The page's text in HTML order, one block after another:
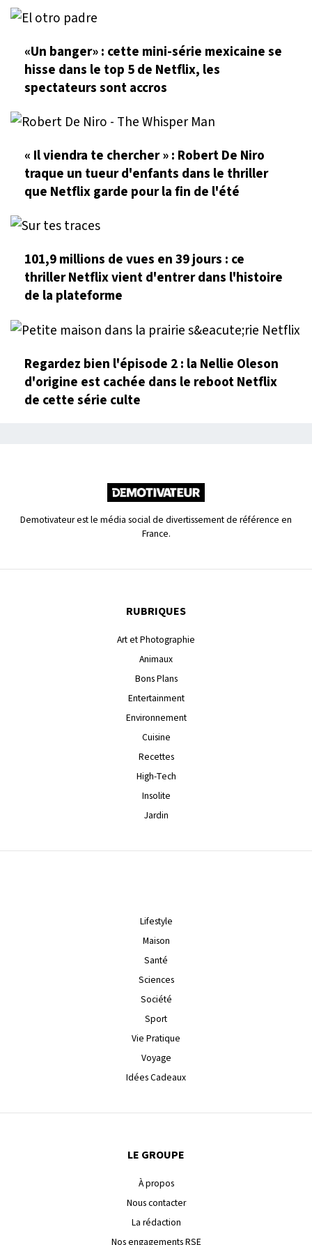
«Un banger» : cette mini-série mexicaine se
hisse dans le top 5 de Netflix, les
spectateurs sont accros
« Il viendra te chercher » : Robert De Niro
traque un tueur d'enfants dans le thriller
que Netflix garde pour la fin de l'été
101,9 millions de vues en 39 jours : ce
thriller Netflix vient d'entrer dans l'histoire
de la plateforme
Regardez bien l'épisode 2 : la Nellie Oleson
d'origine est cachée dans le reboot Netflix
de cette série culte
Demotivateur est le média social de divertissement de référence en
France.
RUBRIQUES
Art et Photographie
Animaux
Bons Plans
Entertainment
Environnement
Cuisine
Recettes
High-Tech
Insolite
Jardin
Lifestyle
Maison
Santé
Sciences
Société
Sport
Vie Pratique
Voyage
Idées Cadeaux
LE GROUPE
À propos
Nous contacter
La rédaction
Nos engagements RSE